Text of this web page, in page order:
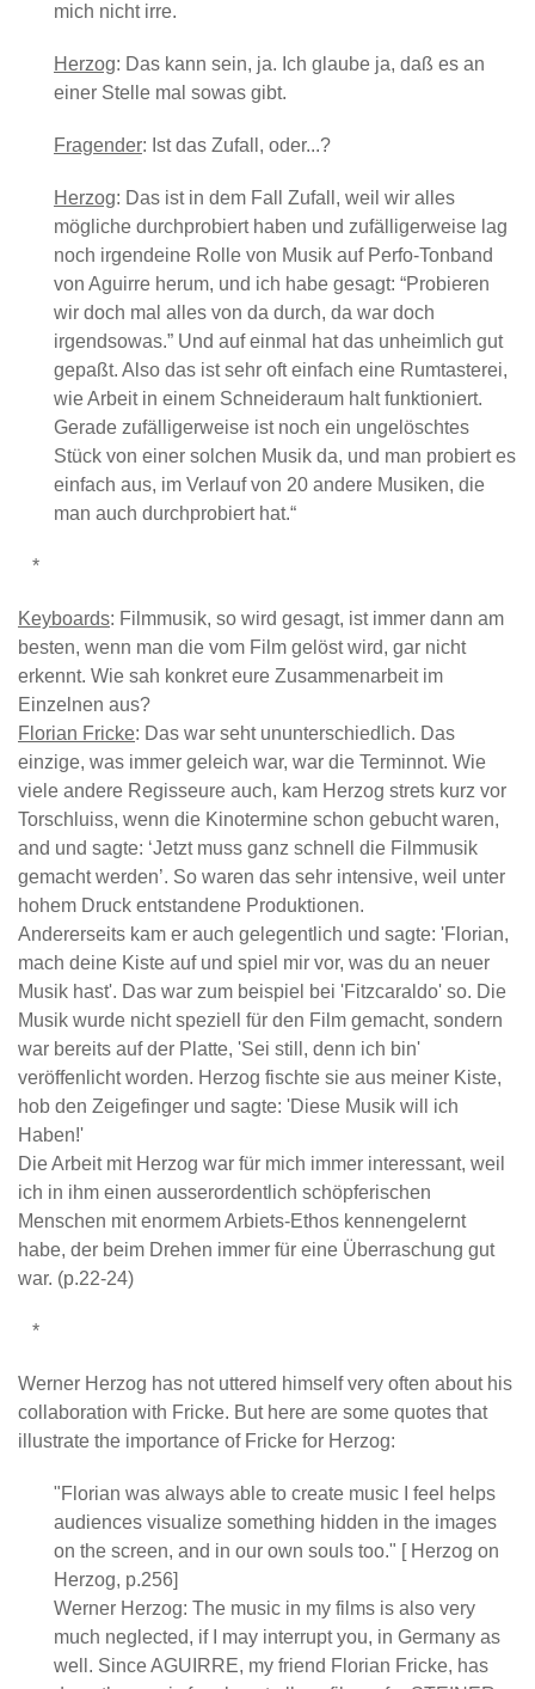
mich nicht irre.
Herzog: Das kann sein, ja. Ich glaube ja, daß es an
einer Stelle mal sowas gibt.
Fragender: Ist das Zufall, oder...?
Herzog: Das ist in dem Fall Zufall, weil wir alles
mögliche durchprobiert haben und zufälligerweise lag
noch irgendeine Rolle von Musik auf Perfo-Tonband
von Aguirre herum, und ich habe gesagt: “Probieren
wir doch mal alles von da durch, da war doch
irgendsowas.” Und auf einmal hat das unheimlich gut
gepaßt. Also das ist sehr oft einfach eine Rumtasterei,
wie Arbeit in einem Schneideraum halt funktioniert.
Gerade zufälligerweise ist noch ein ungelöschtes
Stück von einer solchen Musik da, und man probiert es
einfach aus, im Verlauf von 20 andere Musiken, die
man auch durchprobiert hat.“
*
Keyboards: Filmmusik, so wird gesagt, ist immer dann am
besten, wenn man die vom Film gelöst wird, gar nicht
erkennt. Wie sah konkret eure Zusammenarbeit im
Einzelnen aus?
Florian Fricke: Das war seht ununterschiedlich. Das
einzige, was immer geleich war, war die Terminnot. Wie
viele andere Regisseure auch, kam Herzog strets kurz vor
Torschluiss, wenn die Kinotermine schon gebucht waren,
and und sagte: ‘Jetzt muss ganz schnell die Filmmusik
gemacht werden’. So waren das sehr intensive, weil unter
hohem Druck entstandene Produktionen.
Andererseits kam er auch gelegentlich und sagte: 'Florian,
mach deine Kiste auf und spiel mir vor, was du an neuer
Musik hast'. Das war zum beispiel bei 'Fitzcaraldo' so. Die
Musik wurde nicht speziell für den Film gemacht, sondern
war bereits auf der Platte, 'Sei still, denn ich bin'
veröffenlicht worden. Herzog fischte sie aus meiner Kiste,
hob den Zeigefinger und sagte: 'Diese Musik will ich
Haben!'
Die Arbeit mit Herzog war für mich immer interessant, weil
ich in ihm einen ausserordentlich schöpferischen
Menschen mit enormem Arbiets-Ethos kennengelernt
habe, der beim Drehen immer für eine Überraschung gut
war. (p.22-24)
*
Werner Herzog has not uttered himself very often about his
collaboration with Fricke. But here are some quotes that
illustrate the importance of Fricke for Herzog:
"Florian was always able to create music I feel helps
audiences visualize something hidden in the images
on the screen, and in our own souls too." [ Herzog on
Herzog, p.256]
Werner Herzog: The music in my films is also very
much neglected, if I may interrupt you, in Germany as
well. Since AGUIRRE, my friend Florian Fricke, has